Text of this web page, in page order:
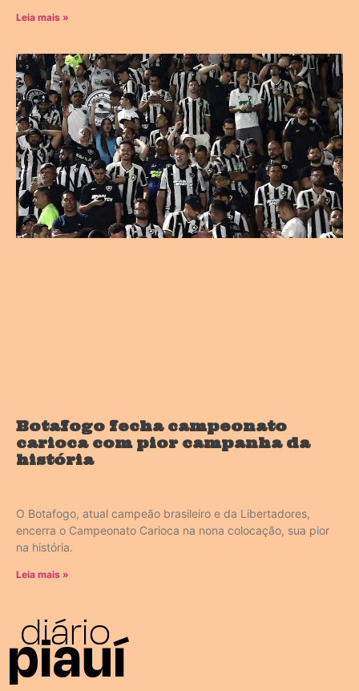
Leia mais »
Botafogo fecha campeonato
carioca com pior campanha da
história
O Botafogo, atual campeão brasileiro e da Libertadores,
encerra o Campeonato Carioca na nona colocação, sua pior
na história.
Leia mais »